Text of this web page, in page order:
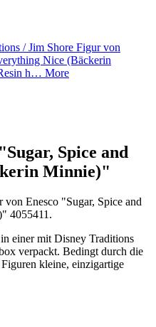
/ Jim Shore Figur von
Nice (Bäckerin
h… More
Spice and
Minnie)"
Enesco "Sugar, Spice and
4055411.
einer mit Disney Traditions
verpackt. Bedingt durch die
kleine, einzigartige